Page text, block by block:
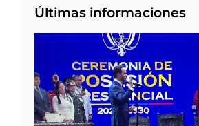
Últimas informaciones